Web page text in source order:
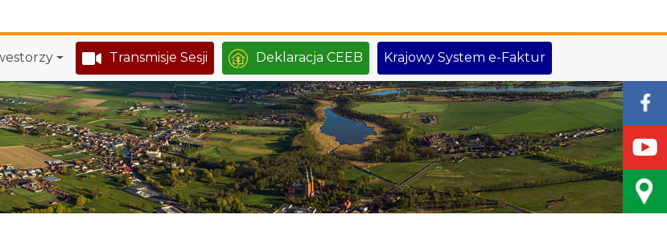
Transmisje Sesji Deklaracja CEEB Krajowy System e-Faktur